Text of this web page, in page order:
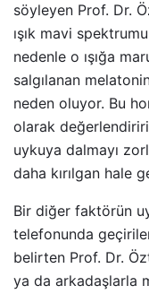
söyleyen Prof. Dr.
ışık mavi
nedenle o ışığa
salgılanan
neden oluyor. Bu
olarak
uykuya dalmayı
daha kırılgan hale
Bir diğer faktörün
telefonunda
belirten Prof. Dr.
ya da arkadaşlarla